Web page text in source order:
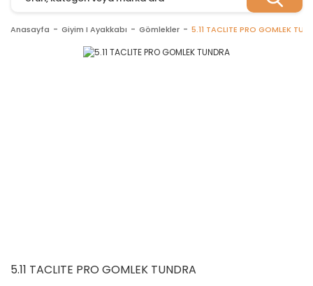
Anasayfa Giyim I Ayakkabı Gömlekler 5.11 TACLITE PRO GOMLEK
5.11 TACLITE PRO GOMLEK TUNDRA